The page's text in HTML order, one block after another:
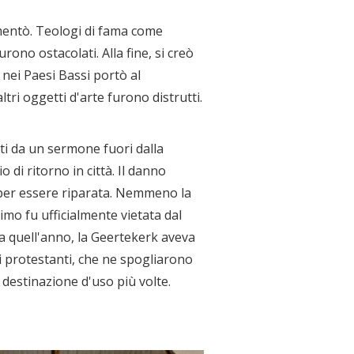
Teologi di fama come
ostacolati. Alla fine, si creò
Paesi Bassi portò al
oggetti d'arte furono distrutti.
da un sermone fuori dalla
di ritorno in città. Il danno
essere riparata. Nemmeno la
fu ufficialmente vietata dal
quell'anno, la Geertekerk aveva
che ne spogliarono
d'uso più volte.